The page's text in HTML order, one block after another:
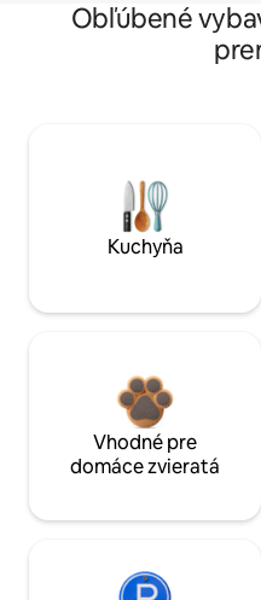
Obľúbené
Kuchyňa
Vhodné pre
domáce zvieratá